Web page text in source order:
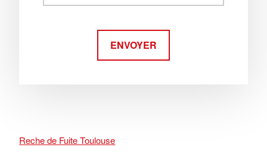
ENVOYER
Reche de Fuite Toulouse